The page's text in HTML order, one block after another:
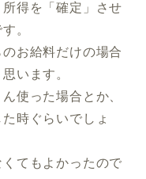
所得を「確定」させ
。
お給料だけの場合
います。
使った場合とか、
時ぐらいでしょ
てもよかったので